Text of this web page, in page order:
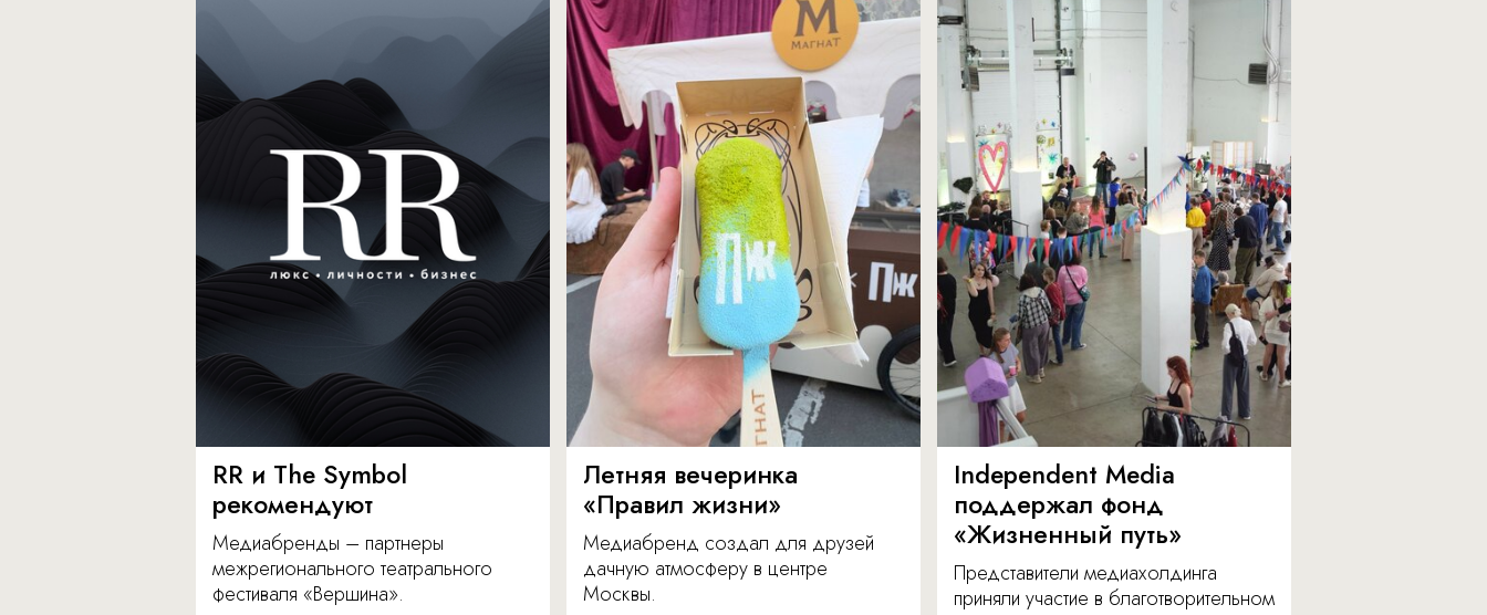
RR и The Symbol
рекомендуют
Медиабренды – партнеры
межрегионального театрального
фестиваля «Вершина».
Летняя вечеринка
«Правил жизни»
Медиабренд создал для друзей
дачную атмосферу в центре
Москвы.
Independent Media
поддержал фонд
«Жизненный путь»
Представители медиахолдинга
приняли участие в благотворительном